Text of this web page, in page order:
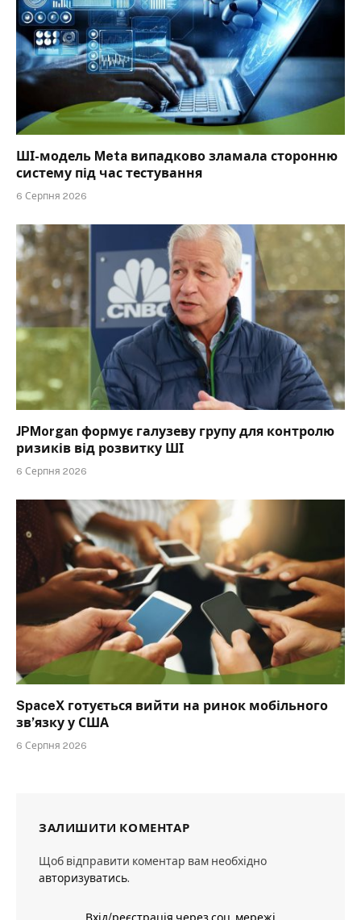
ШІ-модель Meta випадково зламала сторонню
систему під час тестування
6 Серпня 2026
JPMorgan формує галузеву групу для контролю
ризиків від розвитку ШІ
6 Серпня 2026
SpaceX готується вийти на ринок мобільного
зв’язку у США
6 Серпня 2026
ЗАЛИШИТИ КОМЕНТАР
Щоб відправити коментар вам необхідно
авторизуватись.